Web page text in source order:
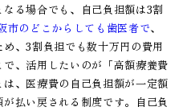
る場合でも、自己負担額は3割
市のどこからしても歯医者で、
、3割負担でも数十万円の費用
、活用したいのが「高額療養費
、医療費の自己負担額が一定額
払い戻される制度です。自己負